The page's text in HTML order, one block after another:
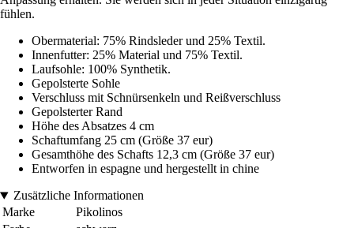
fühlen.
Obermaterial: 75% Rindsleder und 25% Textil.
Innenfutter: 25% Material und 75% Textil.
Laufsohle: 100% Synthetik.
Gepolsterte Sohle
Verschluss mit Schnürsenkeln und Reißverschluss
Gepolsterter Rand
Höhe des Absatzes 4 cm
Schaftumfang 25 cm (Größe 37 eur)
Gesamthöhe des Schafts 12,3 cm (Größe 37 eur)
Entworfen in espagne und hergestellt in chine
Zusätzliche Informationen
Marke
Pikolinos